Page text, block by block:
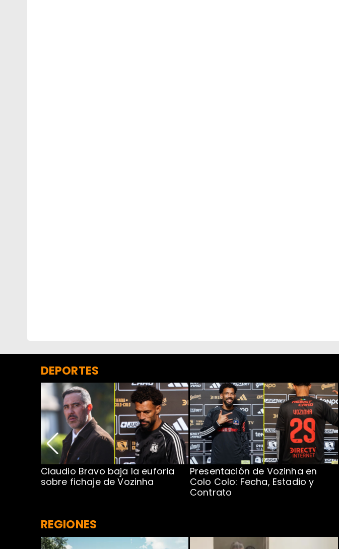
DEPORTES
Claudio Bravo baja la euforia
sobre fichaje de Vozinha
Presentación de Vozinha en
Colo Colo: Fecha, Estadio y
Contrato
REGIONES